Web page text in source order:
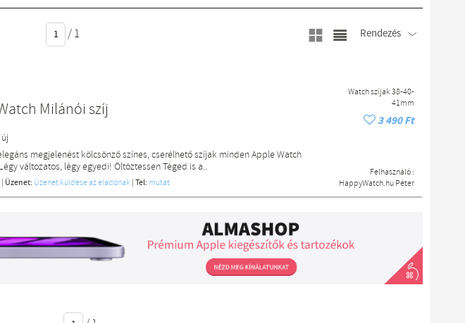
/1 Rendezés
Milánói szíj
új
megjelenést kölcsönző színes, cserélhető szíjak minden Apple Watch
változatos, légy egyedi! Öltöztessen Téged is a..
| Üzenet: Üzenet küldése az eladónak |Tel: mutat
Watch szíjak 38-40-
41mm
3 490 Ft
Felhasználó :
HappyWatch.hu Péter